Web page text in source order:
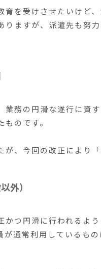
育を受けさせたいけど
りますが、派遣先も努
業務の円滑な遂行に資
のです。
、今回の改正により「
外）
かつ円滑に行われるよ
が通常利用しているも